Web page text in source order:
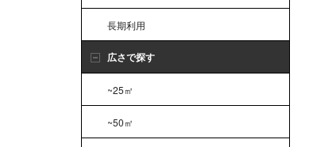
長期利用
広さで探す
~25㎡
~50㎡